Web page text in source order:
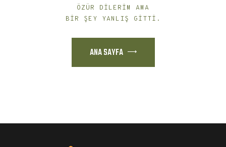
ÖZÜR DILERIM AMA
BIR ŞEY YANLIŞ GITTI.
ANA SAYFA